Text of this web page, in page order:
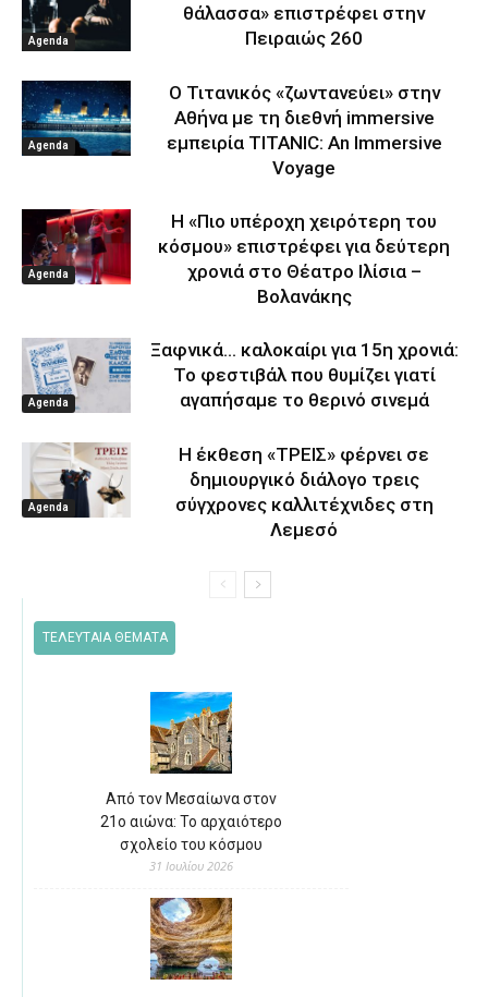
Agenda
θάλασσα» επιστρέφει στην
Πειραιώς 260
Agenda
Ο Τιτανικός «ζωντανεύει» στην
Αθήνα με τη διεθνή immersive
εμπειρία TITANIC: An Immersive
Voyage
Agenda
Η «Πιο υπέροχη χειρότερη του
κόσμου» επιστρέφει για δεύτερη
χρονιά στο Θέατρο Ιλίσια –
Βολανάκης
Agenda
Ξαφνικά… καλοκαίρι για 15η χρονιά:
Το φεστιβάλ που θυμίζει γιατί
αγαπήσαμε το θερινό σινεμά
Agenda
Η έκθεση «ΤΡΕΙΣ» φέρνει σε
δημιουργικό διάλογο τρεις
σύγχρονες καλλιτέχνιδες στη
Λεμεσό
ΤΕΛΕΥΤΑΙΑ ΘΕΜΑΤΑ
Από τον Μεσαίωνα στον
21ο αιώνα: Το αρχαιότερο
σχολείο του κόσμου
31 Ιουλίου 2026